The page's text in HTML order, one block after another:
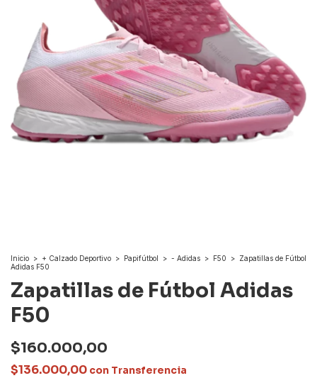
Inicio > + Calzado Deportivo > Papifútbol > - Adidas > F50 > Zapatillas de Fútbol
Adidas F50
Zapatillas de Fútbol Adidas
F50
$160.000,00
$136.000,00 con Transferencia